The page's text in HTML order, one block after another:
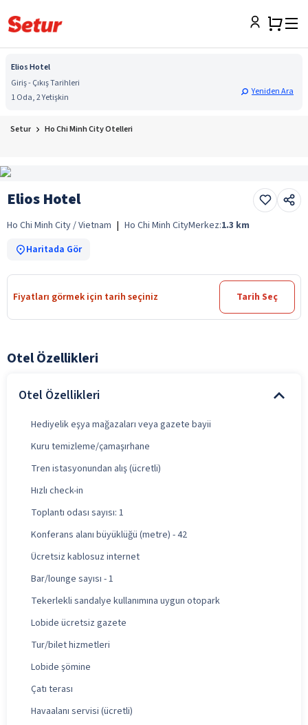
Elios Hotel
Giriş - Çıkış Tarihleri
1 Oda, 2 Yetişkin
Yeniden Ara
Setur Ho Chi Minh City Otelleri
Elios Hotel
Ho Chi Minh City / Vietnam | Ho Chi Minh CityMerkez:1.3 km
Haritada Gör
Fiyatları görmek için tarih seçiniz Tarih Seç
Otel Özellikleri
Otel Özellikleri
Hediyelik eşya mağazaları veya gazete bayii
Kuru temizleme/çamaşırhane
Tren istasyonundan alış (ücretli)
Hızlı check-in
Toplantı odası sayısı: 1
Konferans alanı büyüklüğü (metre) - 42
Ücretsiz kablosuz internet
Bar/lounge sayısı - 1
Tekerlekli sandalye kullanımına uygun otopark
Lobide ücretsiz gazete
Tur/bilet hizmetleri
Lobide şömine
Çatı terası
Havaalanı servisi (ücretli)